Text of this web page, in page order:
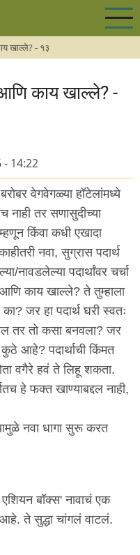
खाल्ले? - १३
काय खाल्ले? -
14:22
वेगवेगळ्या हॉटेलांमध्ये
नाही तर सणासुदीच्या
किंवा कधी एखादा
नवा, सुग्रास पदार्थ
नावडलेल्या पदार्थांवर चर्चा
काय खाल्ले? ते तुम्हाला
जर हा पदार्थ घरी स्वतः
तर तो कसा बनवला? जर
आहे? पदार्थाची किंमत
वगैरे हवं ते लिहू शकता.
हे फक्त खाण्याबद्दल नाही,
नवा धागा सुरू करत
बॉक्स' नावाचं एक
ते सुद्धा चांगलं वाटलं.